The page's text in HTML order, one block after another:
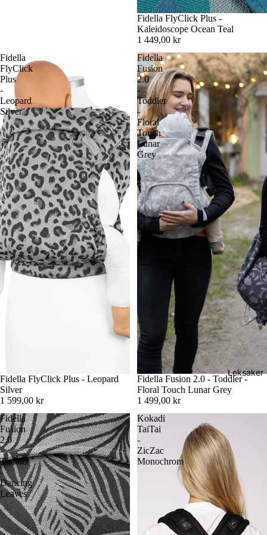
Leksaker
Fidella FlyClick Plus -
Kaleidoscope Ocean Teal
1 449,00 kr
Fidella
FlyClick
Plus
-
Leopard
Silver
Fidella FlyClick Plus - Leopard
Silver
1 599,00 kr
Fidella
Fusion
2.0
-
Toddler
-
Floral
Touch
Lunar
Grey
Fidella Fusion 2.0 - Toddler -
Floral Touch Lunar Grey
1 499,00 kr
Fidella
Fusion
2.0
-
Toddler
-
Dancing
Leaves
Kokadi
TaiTai
-
ZicZac
Monochrom